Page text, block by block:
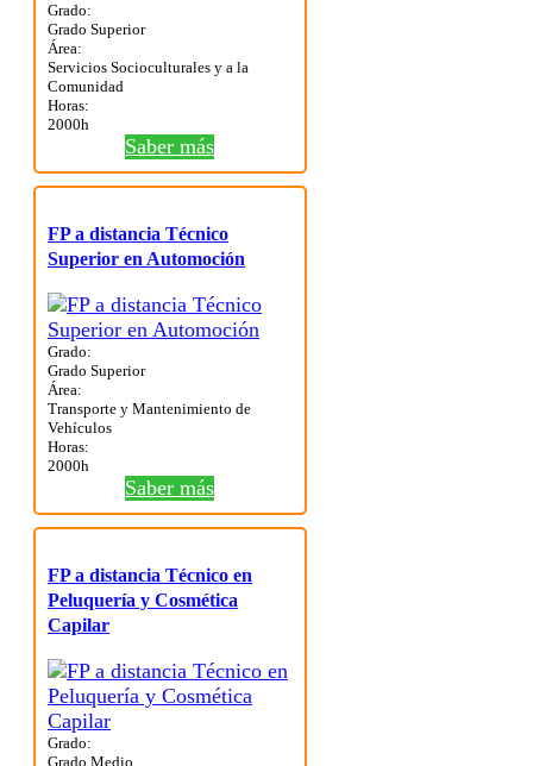
Grado:
Grado Superior
Área:
Servicios Socioculturales y a la
Comunidad
Horas:
2000h
Saber más
FP a distancia Técnico
Superior en Automoción
Grado:
Grado Superior
Área:
Transporte y Mantenimiento de
Vehículos
Horas:
2000h
Saber más
FP a distancia Técnico en
Peluquería y Cosmética
Capilar
Grado:
Grado Medio